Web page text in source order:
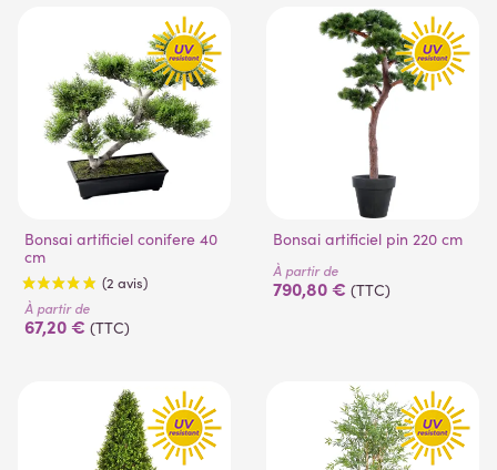
Bonsai artificiel conifere 40
cm
(2 avis)
À partir de
67,20 € (TTC)
Bonsai artificiel pin 220 cm
À partir de
790,80 € (TTC)